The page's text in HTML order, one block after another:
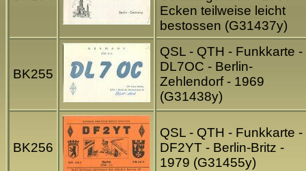
Ecken teilweise leicht
bestossen (G31437y)
BK255
QSL - QTH - Funkkarte -
DL7OC - Berlin-
Zehlendorf - 1969
(G31438y)
BK256
QSL - QTH - Funkkarte -
DF2YT - Berlin-Britz -
1979 (G31455y)